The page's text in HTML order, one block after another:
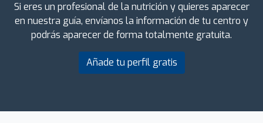
Si eres un profesional de la nutrición y quieres aparecer
en nuestra guía, envíanos la información de tu centro y
podrás aparecer de forma totalmente gratuita.
Añade tu perfil gratis